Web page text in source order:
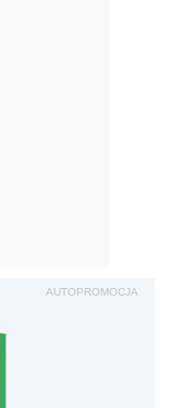
AUTOPROMOCJA